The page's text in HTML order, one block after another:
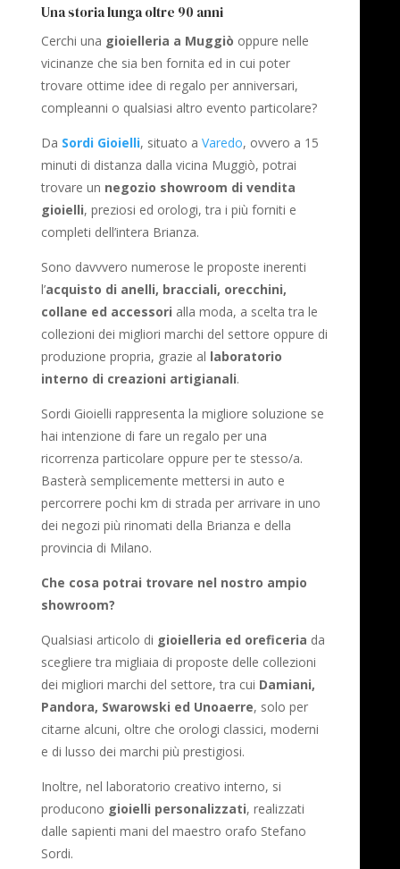
Una storia lunga oltre 90 anni
Cerchi una gioielleria a Muggiò oppure nelle
vicinanze che sia ben fornita ed in cui poter
trovare ottime idee di regalo per anniversari,
compleanni o qualsiasi altro evento particolare?
Da Sordi Gioielli, situato aVaredo, ovvero a 15
minuti di distanza dalla vicina Muggiò, potrai
trovare un negozio showroom di vendita
gioielli, preziosi ed orologi, tra i più forniti e
completi dell’intera Brianza.
Sono davvvero numerose le proposte inerenti
l’acquisto di anelli, bracciali, orecchini,
collane ed accessori alla moda, a scelta tra le
collezioni dei migliori marchi del settore oppure di
produzione propria, grazie al laboratorio
interno di creazioni artigianali.
Sordi Gioielli rappresenta la migliore soluzione se
hai intenzione di fare un regalo per una
ricorrenza particolare oppure per te stesso/a.
Basterà semplicemente mettersi in auto e
percorrere pochi km di strada per arrivare in uno
dei negozi più rinomati della Brianza e della
provincia di Milano.
Che cosa potrai trovare nel nostro ampio
showroom?
Qualsiasi articolo di gioielleria ed oreficeria da
scegliere tra migliaia di proposte delle collezioni
dei migliori marchi del settore, tra cui Damiani,
Pandora, Swarowski ed Unoaerre, solo per
citarne alcuni, oltre che orologi classici, moderni
e di lusso dei marchi più prestigiosi.
Inoltre, nel laboratorio creativo interno, si
producono gioielli personalizzati, realizzati
dalle sapienti mani del maestro orafo Stefano
Sordi.